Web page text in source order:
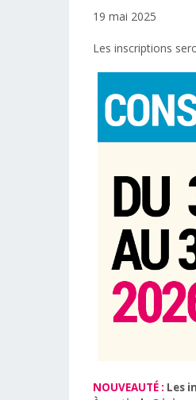
19 mai 2025
Les inscriptions
NOUVEAUTÉ : Les